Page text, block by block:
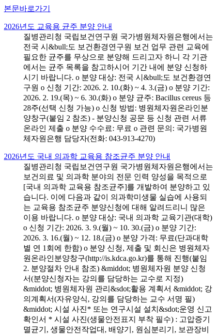
본문바로가기
2026년도 교육용 균주 분양 안내
질병관리청 국립보건연구원 국가병원체자원은행에서는
전국 시&bull;도 보건환경연구원 보건 업무 관련 교육에
필요한 균주를 무상으로 분양해 드리고자 하니 각 기관
에서는 균주 목록을 참고하시어 기간 내에 분양 신청하
시기 바랍니다. o 분양 대상: 전국 시&bull;도 보건환경연
구원 o 신청 기간: 2026. 2. 10.(화) ~ 4. 3.(금) o 분양 기간:
2026. 2. 19.(목) ~ 6. 30.(화) o 분양 균주: Bacillus cereus 등
28주(선택 신청 가능) o 신청 방법: 병원체자원온라인분
양창구(붙임 2 참조) - 분양신청 공문 등 신청 관련 서류
온라인 제출 o 분양 수수료: 무료 o 관련 문의: 국가병원
체자원은행 담당자(전화: 043-913-4270)
2026년도 국내 의과학 교육용 참조균주 분양 안내
질병관리청 국립보건연구원 국가병원체자원은행에서는
보건의료 및 의과학 분야의 전문 인력 양성을 목적으로
[국내 의과학 교육용 참조균주]를 개발하여 분양하고 있
습니다. 이에 다음과 같이 의과학미생물 실습에 사용되
는 교육용 참조균주 분양신청에 대해 알려드리니 많은
이용 바랍니다. o 분양 대상: 국내 의과학 교육기관(대학)
o 신청 기간: 2026. 3. 9.(월) ~ 10. 30.(금) o 분양 기간:
2026. 3. 16.(월) ~ 12. 18.(금) o 분양 가격: 무료(단과대학
별 연 1회에 한함) o 분양 신청, 제출 및 회신은 병원체자
원온라인분양창구(http://is.kdca.go.kr)를 통해 진행(붙임
2. 분양절차 안내 참조) &middot; 병원체자원 분양 신청
서(분양신청자는 강의를 담당하는 교수로 지정)
&middot; 병원체자원 관리&sdot;활용 계획서 &middot; 강
의계획서(자유양식, 강의를 담당하는 교수 서명 필)
&middot; 시설 사진* 또는 연구시설 설치&sdot;운영 신고
확인서 * 시설 사진(생물안전표지 부착 필수) : 고압증기
멸균기, 생물안전작업대, 배양기, 원심분리기, 보관장비